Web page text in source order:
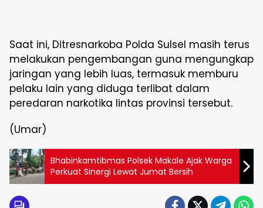
Saat ini, Ditresnarkoba Polda Sulsel masih terus
melakukan pengembangan guna mengungkap
jaringan yang lebih luas, termasuk memburu
pelaku lain yang diduga terlibat dalam
peredaran narkotika lintas provinsi tersebut.
(Umar)
Bhabinkamtibmas Polsek Makale Ajak Warga
Perkuat Sinergi Lewat Jumat Bersih